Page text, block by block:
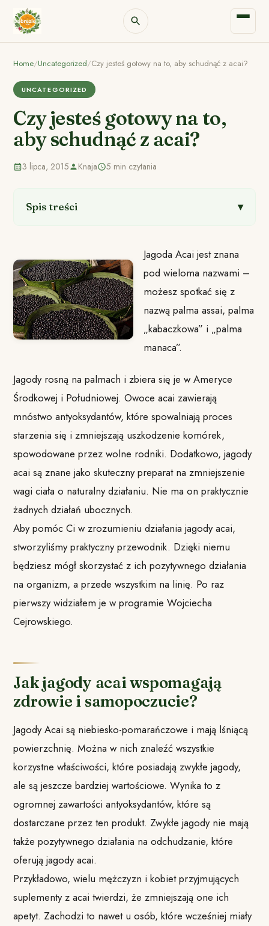
Home/Uncategorized/Czy jesteś gotowy na to, aby schudnąć z acai?
UNCATEGORIZED
Czy jesteś gotowy na to,
aby schudnąć z acai?
3 lipca, 2015 Knaja 5 min czytania
Spis treści
Jagoda Acai jest znana
pod wieloma nazwami –
możesz spotkać się z
nazwą palma assai, palma
„kabaczkowa” i „palma
manaca”.
Jagody rosną na palmach i zbiera się je w Ameryce
Środkowej i Południowej. Owoce acai zawierają
mnóstwo antyoksydantów, które spowalniają proces
starzenia się i zmniejszają uszkodzenie komórek,
spowodowane przez wolne rodniki. Dodatkowo, jagody
acai są znane jako skuteczny preparat na zmniejszenie
wagi ciała o naturalny działaniu. Nie ma on praktycznie
żadnych działań ubocznych.
Aby pomóc Ci w zrozumieniu działania jagody acai,
stworzyliśmy praktyczny przewodnik. Dzięki niemu
będziesz mógł skorzystać z ich pozytywnego działania
na organizm, a przede wszystkim na linię. Po raz
pierwszy widziałem je w programie Wojciecha
Cejrowskiego.
Jak jagody acai wspomagają
zdrowie i samopoczucie?
Jagody Acai są niebiesko-pomarańczowe i mają lśniącą
powierzchnię. Można w nich znaleźć wszystkie
korzystne właściwości, które posiadają zwykłe jagody,
ale są jeszcze bardziej wartościowe. Wynika to z
ogromnej zawartości antyoksydantów, które są
dostarczane przez ten produkt. Zwykłe jagody nie mają
także pozytywnego działania na odchudzanie, które
oferują jagody acai.
Przykładowo, wielu mężczyzn i kobiet przyjmujących
suplementy z acai twierdzi, że zmniejszają one ich
apetyt. Zachodzi to nawet u osób, które wcześniej miały